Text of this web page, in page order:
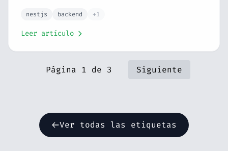
filtros globales. Errores limpios y
nestjs backend +1
Leer artículo
Página 1 de 3 Siguiente
Ver todas las etiquetas